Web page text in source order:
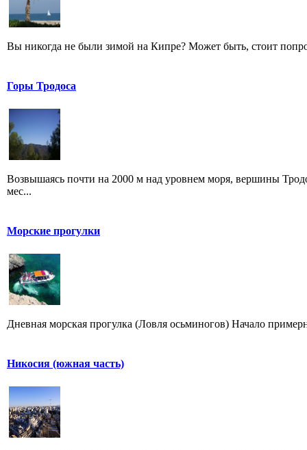
Вы никогда не были зимой на Кипре? Может быть, стоит
Горы Тродоса
Возвышаясь почти на 2000 м над уровнем моря, вершины
мес...
Морские прогулки
Дневная морская прогулка (Ловля осьминогов) Начало
Никосия (южная часть)